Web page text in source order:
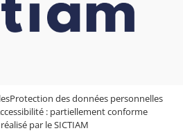
Protection des données personnelles
: partiellement conforme
par le SICTIAM